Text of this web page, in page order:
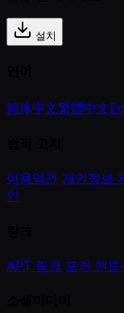
설치
简体中文繁體中文
이용약관 개인정보
인
APT 링크 포커 핸드